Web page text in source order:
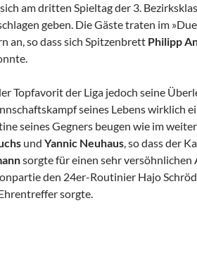
am dritten Spieltag der 3.
geben. Die Gäste traten im
an, so dass sich Spitzenbrett Philipp
Topfavorit der Liga jedoch seine
seines Lebens wirklich
seines Gegners beugen wie im
und Yannic Neuhaus, so dass der
sorgte für einen sehr versöhnlichen
den 24er-Routinier Hajo
sorgte.